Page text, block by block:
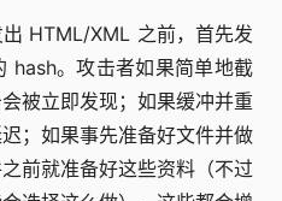
HTML/XML 之前，首先发
hash。攻击者如果简单地截
被立即发现；如果缓冲并重
；如果事先准备好文件并做
前就准备好这些资料（不过